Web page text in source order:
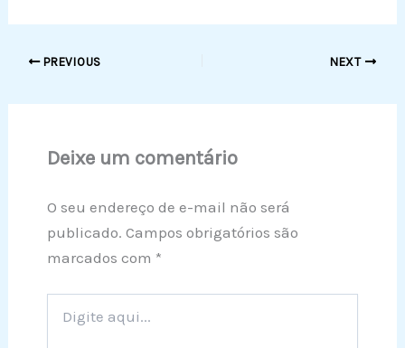
PREVIOUS NEXT
Deixe um comentário
O seu endereço de e-mail não será
publicado. Campos obrigatórios são
marcados com *
aqui...